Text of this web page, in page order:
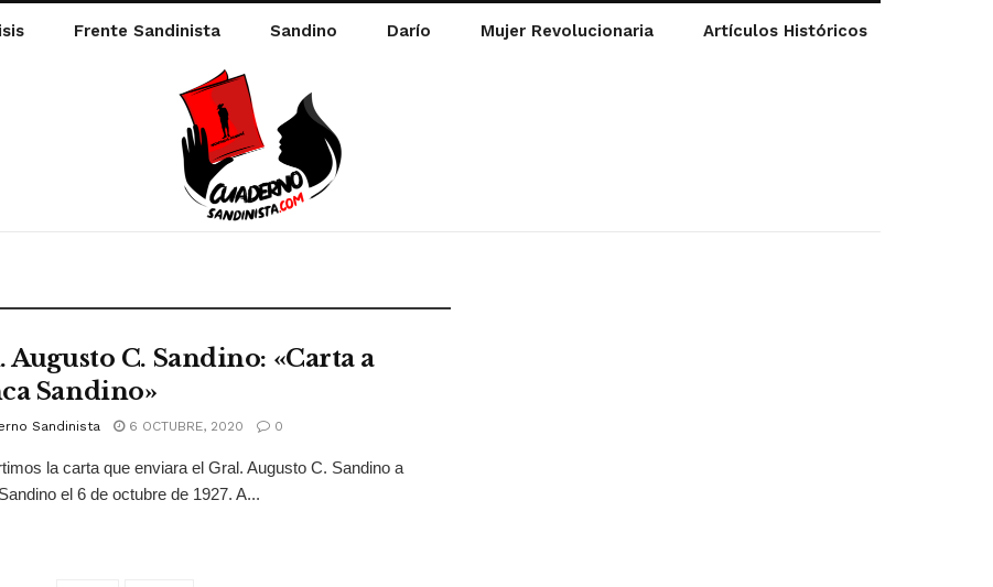
Frente Sandinista Sandino Darío Mujer Revolucionaria Artículos Históricos
Augusto C. Sandino: «Carta a
Sandino»
Sandinista 6 OCTUBRE, 2020 0
la carta que enviara el Gral. Augusto C. Sandino a
el 6 de octubre de 1927. A...